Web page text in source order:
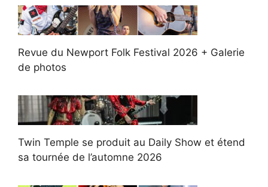
Revue du Newport Folk Festival 2026 + Galerie
de photos
Twin Temple se produit au Daily Show et étend
sa tournée de l’automne 2026